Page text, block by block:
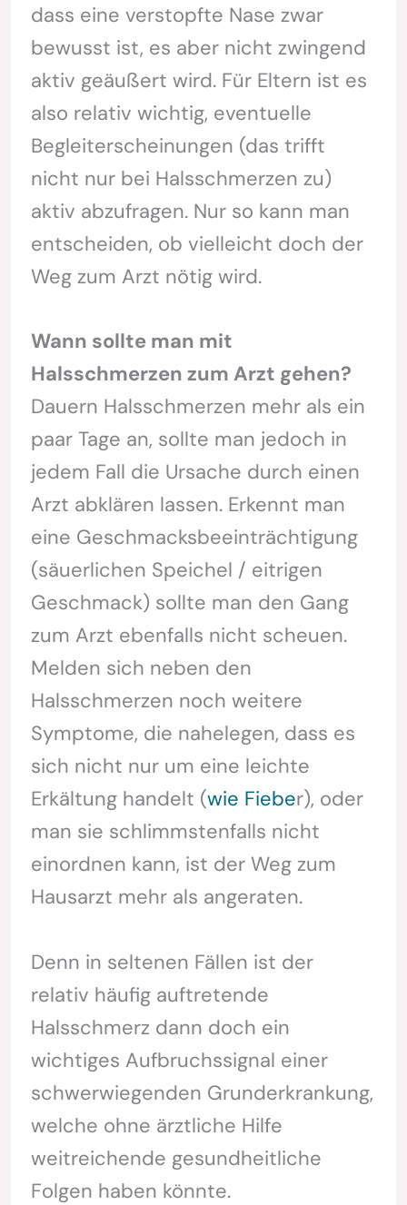
dass eine verstopfte Nase zwar
bewusst ist, es aber nicht zwingend
aktiv geäußert wird. Für Eltern ist es
also relativ wichtig, eventuelle
Begleiterscheinungen (das trifft
nicht nur bei Halsschmerzen zu)
aktiv abzufragen. Nur so kann man
entscheiden, ob vielleicht doch der
Weg zum Arzt nötig wird.
Wann sollte man mit
Halsschmerzen zum Arzt gehen?
Dauern Halsschmerzen mehr als ein
paar Tage an, sollte man jedoch in
jedem Fall die Ursache durch einen
Arzt abklären lassen. Erkennt man
eine Geschmacksbeeinträchtigung
(säuerlichen Speichel / eitrigen
Geschmack) sollte man den Gang
zum Arzt ebenfalls nicht scheuen.
Melden sich neben den
Halsschmerzen noch weitere
Symptome, die nahelegen, dass es
sich nicht nur um eine leichte
Erkältung handelt (wie Fieber), oder
man sie schlimmstenfalls nicht
einordnen kann, ist der Weg zum
Hausarzt mehr als angeraten.
Denn in seltenen Fällen ist der
relativ häufig auftretende
Halsschmerz dann doch ein
wichtiges Aufbruchssignal einer
schwerwiegenden Grunderkrankung,
welche ohne ärztliche Hilfe
weitreichende gesundheitliche
Folgen haben könnte.